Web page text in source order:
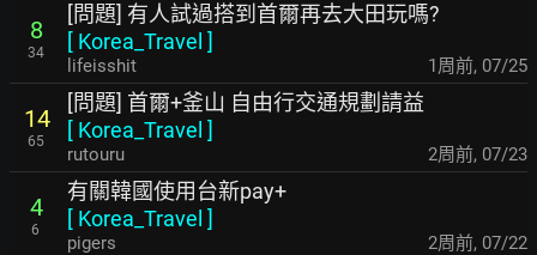
8
34
[問題] 有人試過搭到首爾再去大田玩嗎?
[ Korea_Travel ]
lifeisshit 1周前, 07/25
14
65
[問題] 首爾+釜山 自由行交通規劃請益
[ Korea_Travel ]
rutouru 2周前, 07/23
4
6
有關韓國使用台新pay+
[ Korea_Travel ]
pigers 2周前, 07/22